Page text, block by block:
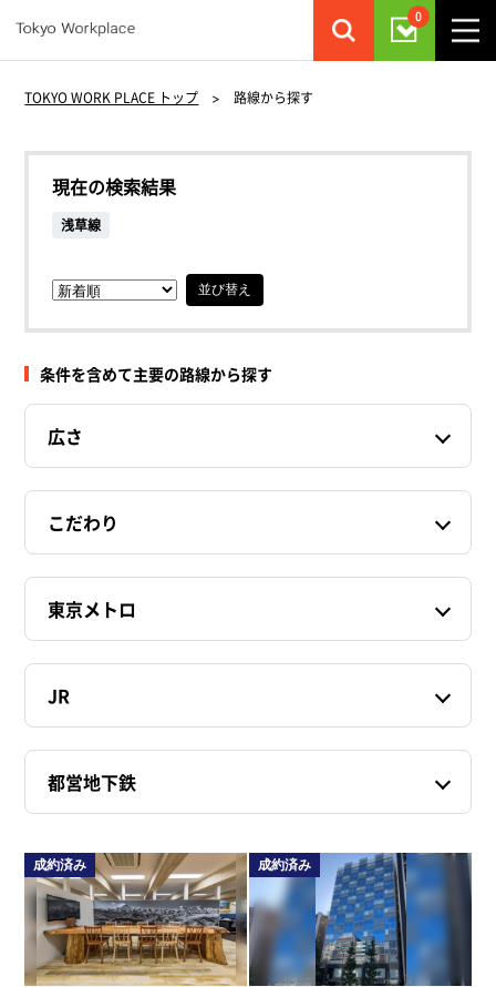
0
TOKYO WORK PLACE トップ >路線から探す
現在の検索結果
浅草線
並び替え
条件を含めて主要の路線から探す
広さ
こだわり
東京メトロ
JR
都営地下鉄
成約済み 成約済み